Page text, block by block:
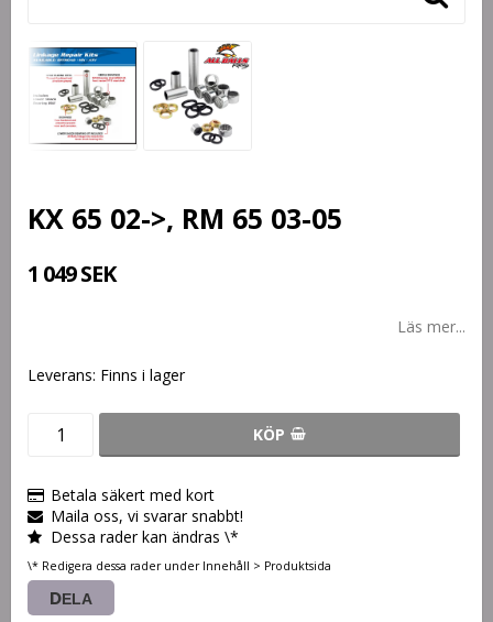
KX 65 02->, RM 65 03-05
1 049 SEK
Läs mer...
Leverans: Finns i lager
KÖP
Betala säkert med kort
Maila oss, vi svarar snabbt!
Dessa rader kan ändras \*
\* Redigera dessa rader under Innehåll > Produktsida
DELA